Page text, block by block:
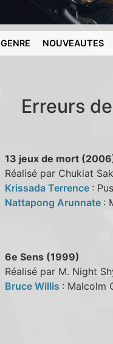
GENRE NOUVEAUTES
Erreurs
13 jeux de mort
Réalisé par Chukiat
Krissada Terrence :
Nattapong Arunnate :
6e Sens (1999)
Réalisé par M. Night
Bruce Willis : Malcolm